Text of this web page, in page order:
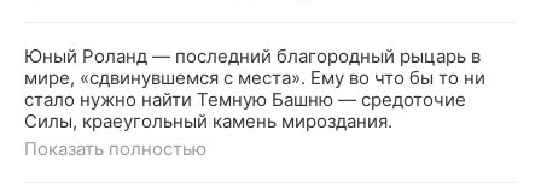
Юный Роланд — последний благородный рыцарь в
мире, «сдвинувшемся с места». Ему во что бы то ни
стало нужно найти Темную Башню — средоточие
Силы, краеугольный камень мироздания.
Показать полностью